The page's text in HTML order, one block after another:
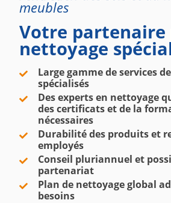
meubles
Votre partenaire
nettoyage
Large gamme de services
spécialisés
Des experts en nettoyage
des certificats et de la
nécessaires
Durabilité des produits et
employés
Conseil pluriannuel et
partenariat
Plan de nettoyage global
besoins